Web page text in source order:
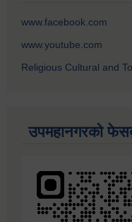
www.facebook.com
www.youtube.com
Religious Cultural and
उपमहानगरको